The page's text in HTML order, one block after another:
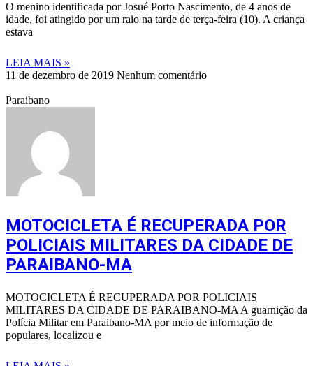
O menino identificada por Josué Porto Nascimento, de 4 anos de
idade, foi atingido por um raio na tarde de terça-feira (10). A criança
estava
LEIA MAIS »
11 de dezembro de 2019 Nenhum comentário
Paraibano
MOTOCICLETA É RECUPERADA POR
POLICIAIS MILITARES DA CIDADE DE
PARAIBANO-MA
MOTOCICLETA É RECUPERADA POR POLICIAIS
MILITARES DA CIDADE DE PARAIBANO-MA A guarnição da
Polícia Militar em Paraibano-MA por meio de informação de
populares, localizou e